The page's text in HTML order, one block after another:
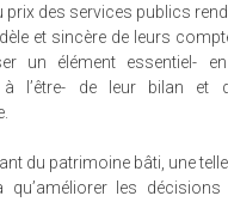
prix des services publics
et sincère de leurs
un élément essentiel-
l’être- de leur bilan et
du patrimoine bâti, une
qu’améliorer les